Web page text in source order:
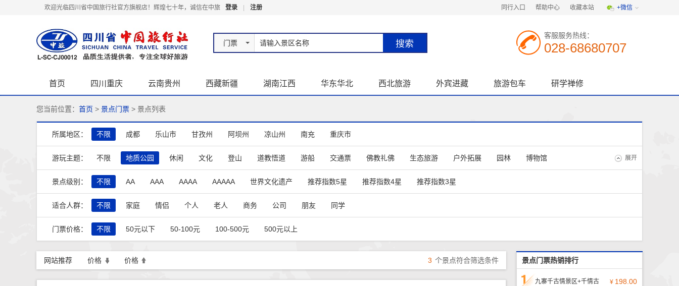
欢迎光临四川省中国旅行社官方旗舰店！辉煌七十年，诚信在中旅 登录 注册 同行入口 帮助中心 收藏本站 +微信
门票
客服服务热线：
028-68680707
首页 四川重庆 云南贵州 西藏新疆 湖南江西 华东华北 西北旅游 外宾进藏 旅游包车 研学禅修
关于我们
您当前位置： 首页 > 景点门票 > 景点列表
所属地区： 不限 成都 乐山市 甘孜州 阿坝州 凉山州 南充 重庆市
游玩主题： 不限 地质公园 休闲 文化 登山 道教悟道 游船 交通票 佛教礼佛 生态旅游 户外拓展 园林
博物馆
家庭亲子
森林公园 海滨海岛 主题乐园 文物古迹 滑雪 晚会演出 温泉 世界遗产 川剧变脸 古镇古街
展开
景点级别： 不限 AA AAA AAAA AAAAA 世界文化遗产 推荐指数5星 推荐指数4星 推荐指数3星
适合人群： 不限 家庭 情侣 个人 老人 商务 公司 朋友 同学
门票价格： 不限 50元以下 50-100元 100-500元 500元以上
网站推荐 价格 价格 3 个景点符合筛选条件 景点门票热销排行
¥ 198.00
九寨千古情景区+千情古